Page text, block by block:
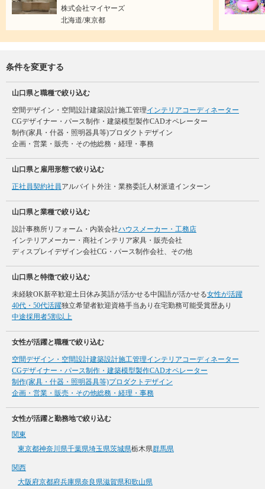
株式会社マイヤーズ
北海道/東京都
条件を変更する
山口県と職種で絞り込む
空間デザイン・空間設計建築設計施工管理インテリアコーディネーター
CGデザイナー・パース制作・建築模型製作CADオペレーター
制作(家具・什器・照明器具等)プロダクトデザイン
企画・営業・販売・その他総務・経理・事務
山口県と雇用形態で絞り込む
正社員契約社員アルバイト 外注・業務委託人材派遣インターン
山口県と業種で絞り込む
設計事務所リフォーム・内装会社ハウスメーカー・工務店
インテリアメーカー・商社インテリア家具・販売会社
ディスプレイデザイン会社CG・パース制作会社、その他
山口県と特徴で絞り込む
未経験OK新卒歓迎土日休み英語が活かせる中国語が活かせる女性が活躍
40代・50代活躍独立希望者歓迎資格手当あり 在宅勤務可能受賞歴あり
中途採用者5割以上
女性が活躍と職種で絞り込む
空間デザイン・空間設計建築設計施工管理インテリアコーディネーター
CGデザイナー・パース制作・建築模型製作CADオペレーター
制作(家具・什器・照明器具等)プロダクトデザイン
企画・営業・販売・その他総務・経理・事務
女性が活躍と勤務地で絞り込む
関東
東京都神奈川県千葉県埼玉県茨城県栃木県群馬県
関西
大阪府京都府兵庫県奈良県滋賀県和歌山県